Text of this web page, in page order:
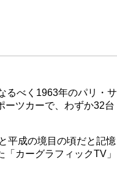
るべく1963年のパリ・サ
ーツカーで、わずか32台
平成の境目の頃だと記憶
カーグラフィックTV」